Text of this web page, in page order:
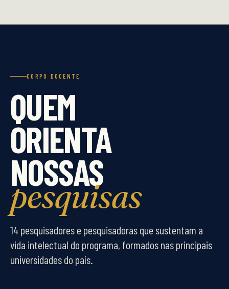
CORPO DOCENTE
QUEM
ORIENTA
NOSSAS
pesquisas
14 pesquisadores e pesquisadoras que sustentam a
vida intelectual do programa, formados nas principais
universidades do país.